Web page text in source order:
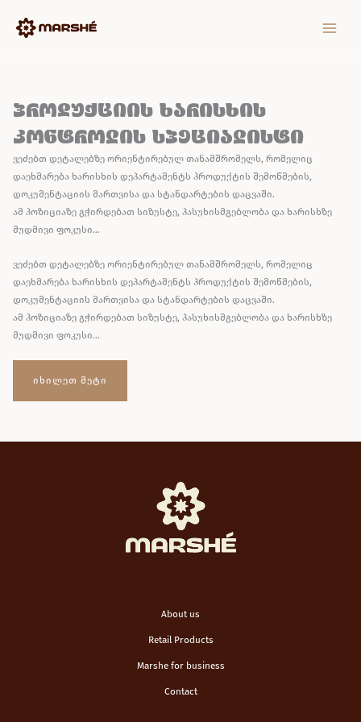
პროდუქციის ხარისხის
კონტროლის სპეციალისტი
ვეძებთ დეტალებზე ორიენტირებულ თანამშრომელს, რომელიც
დაეხმარება ხარისხის დეპარტამენტს პროდუქტის შემოწმების,
დოკუმენტაციის მართვისა და სტანდარტების დაცვაში.
ამ პოზიციაზე გჭირდებათ სიზუსტე, პასუხისმგებლობა და ხარისხზე
მუდმივი ფოკუსი…
ვეძებთ დეტალებზე ორიენტირებულ თანამშრომელს, რომელიც
დაეხმარება ხარისხის დეპარტამენტს პროდუქტის შემოწმების,
დოკუმენტაციის მართვისა და სტანდარტების დაცვაში.
ამ პოზიციაზე გჭირდებათ სიზუსტე, პასუხისმგებლობა და ხარისხზე
მუდმივი ფოკუსი…
ᲘᲮᲘᲚᲔᲗ ᲛᲔᲢᲘ
About us
Retail Products
Marshe for business
Contact